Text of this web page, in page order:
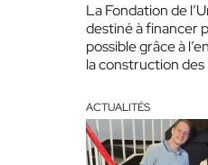
La Fondation de
destiné à financer
possible grâce à
la construction des
ACTUALITÉS